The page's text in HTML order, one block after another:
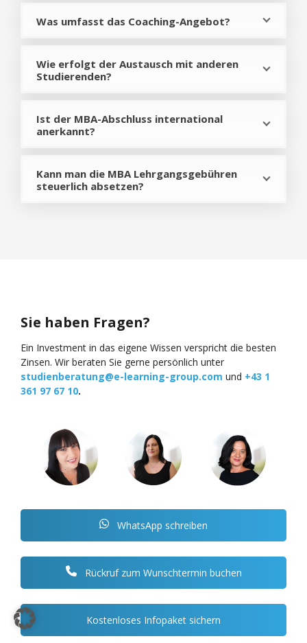
Was umfasst das Coaching-Angebot?
Wie erfolgt der Austausch mit anderen
Studierenden?
Ist der MBA-Abschluss international
anerkannt?
Kann man die MBA Lehrgangsgebühren
steuerlich absetzen?
Sie haben Fragen?
Ein Investment in das eigene Wissen verspricht die besten
Zinsen. Wir beraten Sie gerne persönlich unter
studienberatung@e-learning-group.com und +43 1
361 97 67 10.
WhatsApp schreiben
Rückruf zum Wunschtermin buchen
Kostenloses Infopaket sichern